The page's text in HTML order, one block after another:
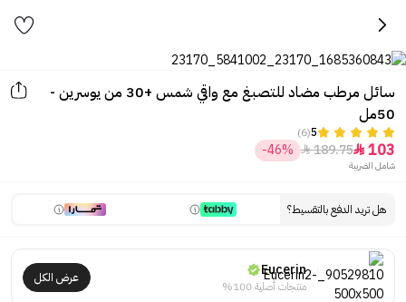
سائل مرطب مضاد للتصبغ مع واقي شمس +30 من يوسرين -
50مل
5
(6)
103

189.75

-46%
شامل الضريبة
هل تريد الدفع بالتقسيط؟
Eucerin
منتجات أصلية 100%
عرض الكل